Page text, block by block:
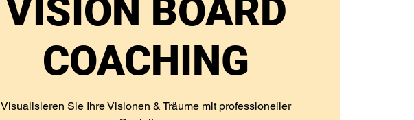
VISION BOARD
COACHING
Visualisieren Sie Ihre Visionen & Träume mit professioneller